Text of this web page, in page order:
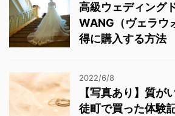
高級ウェディング
WANG（ヴェラウ
得に購入する方法
2022/6/8
【写真あり】質が
徒町で買った体験